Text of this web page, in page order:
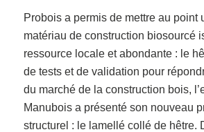
Probois a permis de mettre au point
matériau de construction biosourcé
ressource locale et abondante : le
de tests et de validation pour
du marché de la construction bois,
Manubois a présenté son nouveau
structurel : le lamellé collé de hêtre.